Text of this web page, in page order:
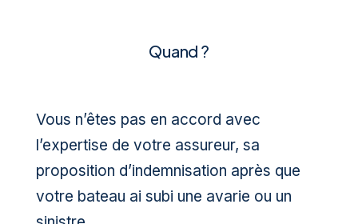
Quand ?
Vous n’êtes pas en accord avec
l’expertise de votre assureur, sa
proposition d’indemnisation après que
votre bateau ai subi une avarie ou un